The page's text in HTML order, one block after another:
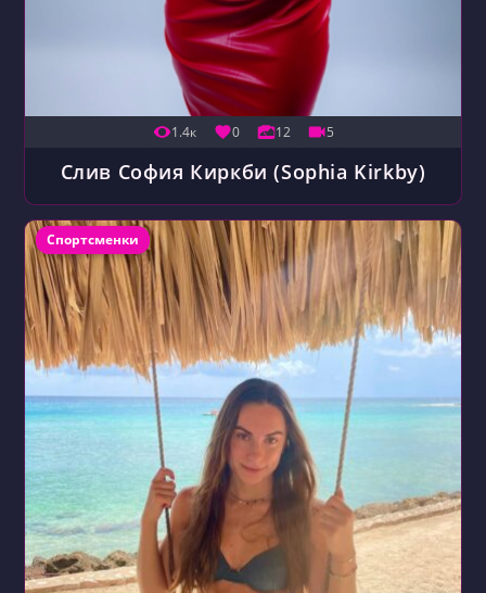
1.4к 0 12 5
Слив София Киркби (Sophia Kirkby)
Рубрика записи:
Спортсменки